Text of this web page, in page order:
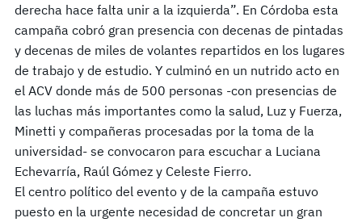
derecha hace falta unir a la izquierda”. En Córdoba esta
campaña cobró gran presencia con decenas de pintadas
y decenas de miles de volantes repartidos en los lugares
de trabajo y de estudio. Y culminó en un nutrido acto en
el ACV donde más de 500 personas -con presencias de
las luchas más importantes como la salud, Luz y Fuerza,
Minetti y compañeras procesadas por la toma de la
universidad- se convocaron para escuchar a Luciana
Echevarría, Raúl Gómez y Celeste Fierro.
El centro político del evento y de la campaña estuvo
puesto en la urgente necesidad de concretar un gran